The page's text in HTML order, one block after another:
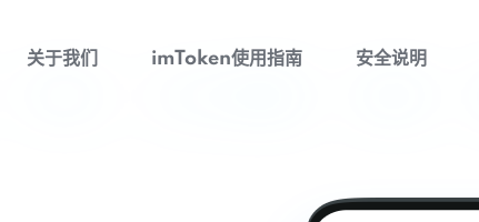
关于我们 imToken使用指南 安全说明